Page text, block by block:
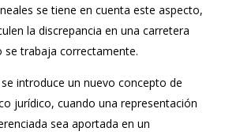
se tiene en cuenta este aspecto,
la discrepancia en una carretera
se trabaja correctamente.
introduce un nuevo concepto de
jurídico, cuando una representación
sea aportada en un